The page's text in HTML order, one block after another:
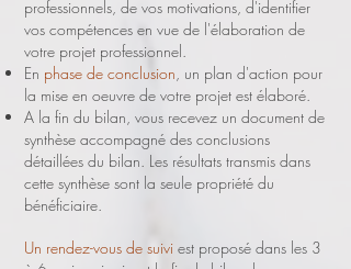
professionnels, de vos motivations, d'identifier
vos compétences en vue de l'élaboration de
votre projet professionnel.
En phase de conclusion , un plan d'action pour
la mise en oeuvre de votre projet est élaboré.
A la fin du bilan, vous recevez un document de
synthèse accompagné des conclusions
détaillées du bilan. Les résultats transmis dans
cette synthèse sont la seule propriété du
bénéficiaire.
Un rendez-vous de suivi est proposé dans les 3